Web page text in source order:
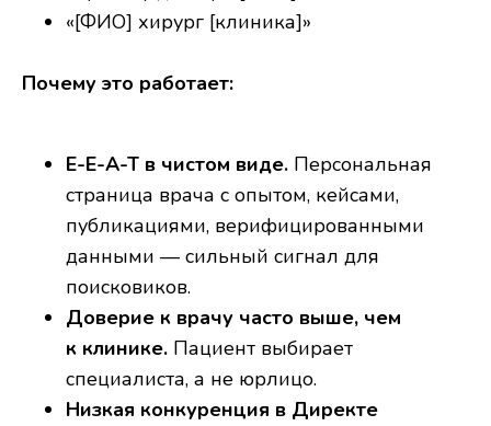
«[ФИО] хирург [клиника]»
Почему это работает:
E-E-A-T в чистом виде. Персональная
страница врача с опытом, кейсами,
публикациями, верифицированными
данными — сильный сигнал для
поисковиков.
Доверие к врачу часто выше, чем
к клинике. Пациент выбирает
специалиста, а не юрлицо.
Низкая конкуренция в Директе